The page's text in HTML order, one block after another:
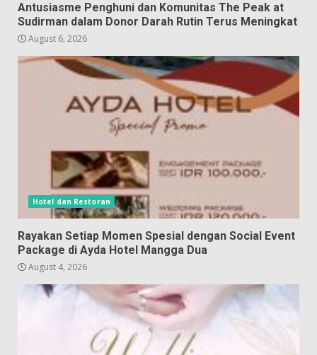
Antusiasme Penghuni dan Komunitas The Peak at
Sudirman dalam Donor Darah Rutin Terus Meningkat
August 6, 2026
Hotel dan Restoran
Rayakan Setiap Momen Spesial dengan Social Event
Package di Ayda Hotel Mangga Dua
August 4, 2026